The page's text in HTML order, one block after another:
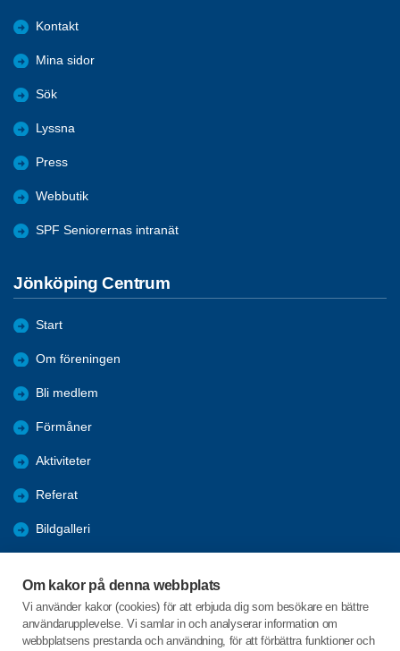
Om kakor på denna webbplats
Vi använder kakor (cookies) för att erbjuda dig som besökare en bättre
användarupplevelse. Vi samlar in och analyserar information om
webbplatsens prestanda och användning, för att förbättra funktioner och
Kontakt
Mina sidor
Sök
Lyssna
Press
Webbutik
SPF Seniorernas intranät
Jönköping Centrum
Start
Om föreningen
Bli medlem
Förmåner
Aktiviteter
Referat
Bildgalleri
Engagera DIG i vår förening